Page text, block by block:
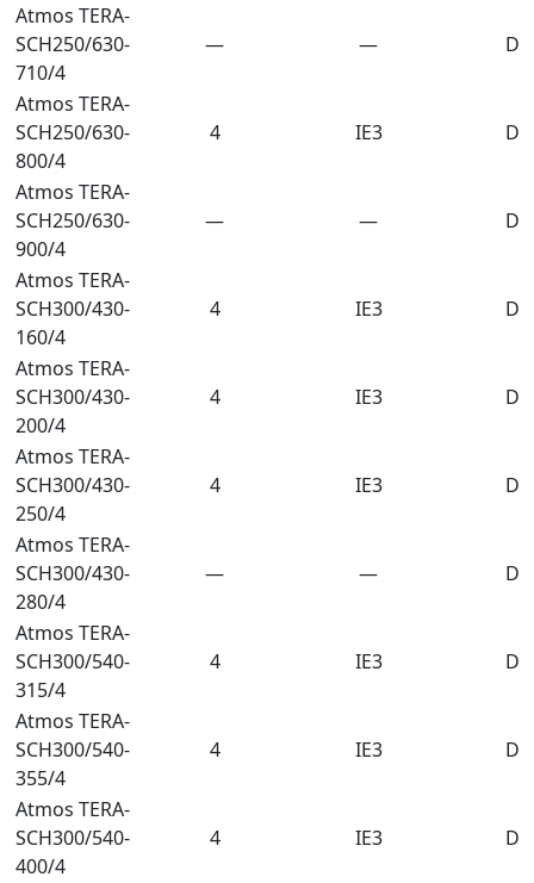
Atmos TERA-
SCH250/630-
710/4
— —
Atmos TERA-
SCH250/630-
800/4
4 IE3
Atmos TERA-
SCH250/630-
900/4
— —
Atmos TERA-
SCH300/430-
160/4
4 IE3
Atmos TERA-
SCH300/430-
200/4
4 IE3
Atmos TERA-
SCH300/430-
250/4
4 IE3
Atmos TERA-
SCH300/430-
280/4
— —
Atmos TERA-
SCH300/540-
315/4
4 IE3
Atmos TERA-
SCH300/540-
355/4
4 IE3
Atmos TERA-
SCH300/540-
400/4
4 IE3